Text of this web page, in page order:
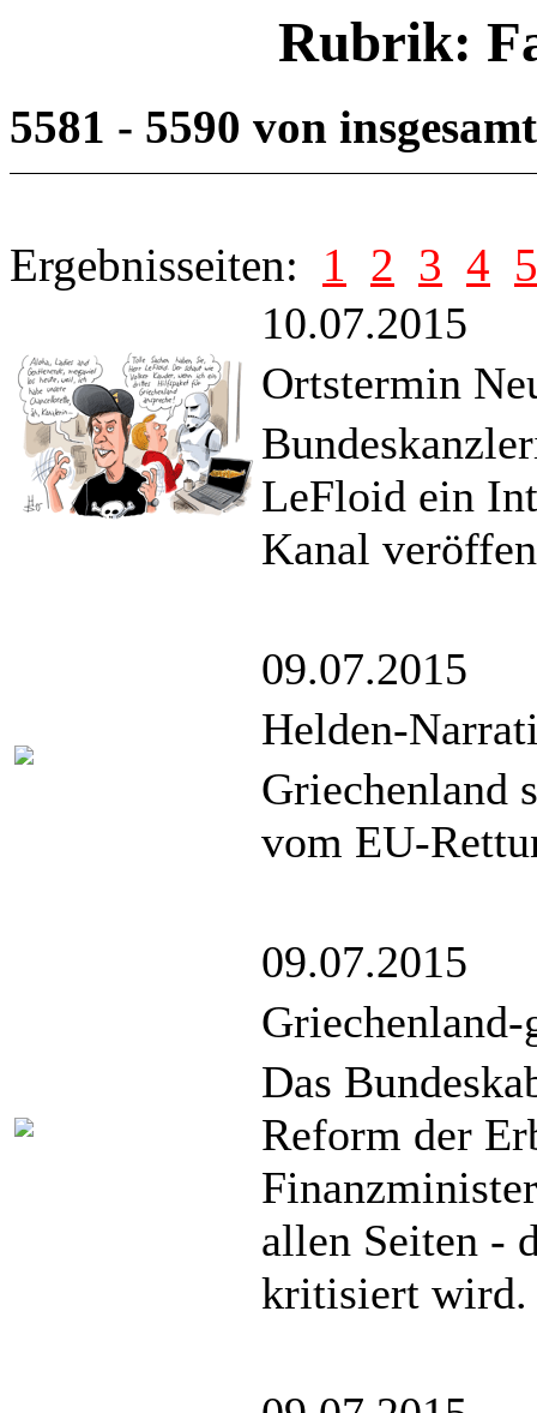
Rubrik:
5581 - 5590 von
Ergebnisseiten: 1 2 3 4 5
10.07.2015
Ortstermin
LeFloid ein
Kanal
09.07.2015
Helden-
Griechenland
vom EU-
09.07.2015
Griechenland-
Das
Reform der
allen Seiten -
kritisiert wird.